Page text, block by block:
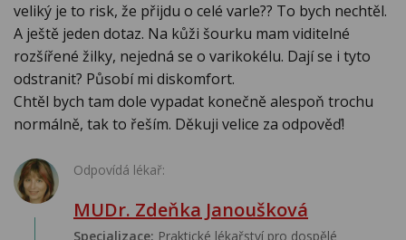
veliký je to risk, že přijdu o celé varle?? To bych nechtěl.
A ještě jeden dotaz. Na kůži šourku mam viditelné
rozšířené žilky, nejedná se o varikokélu. Dají se i tyto
odstranit? Působí mi diskomfort.
Chtěl bych tam dole vypadat konečně alespoň trochu
normálně, tak to řeším. Děkuji velice za odpověď!
Odpovídá lékař:
MUDr. Zdeňka Janoušková
Specializace: Praktické lékařství pro dospělé